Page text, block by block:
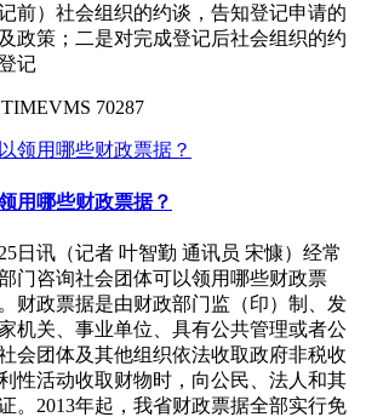
前）社会组织的约谈，告知登记申请的
政策；二是对完成登记后社会组织的约
记
70287
用哪些财政票据？
日讯（记者 叶智勤 通讯员 宋慷）经常
门咨询社会团体可以领用哪些财政票
财政票据是由财政部门监（印）制、发
机关、事业单位、具有公共管理或者公
会团体及其他组织依法收取政府非税收
性活动收取财物时，向公民、法人和其
。2013年起，我省财政票据全部实行免